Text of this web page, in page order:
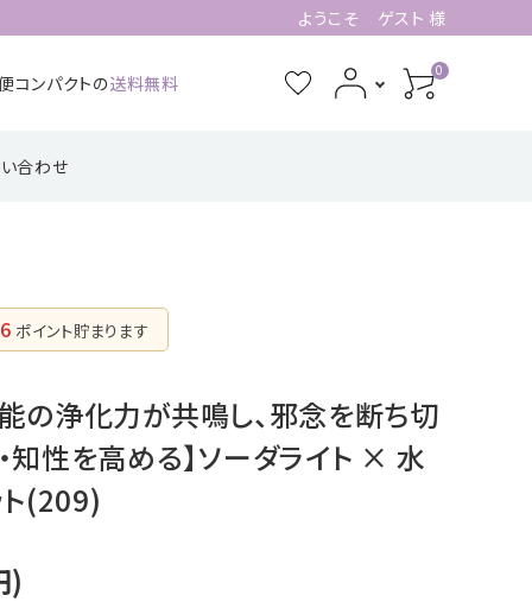
ようこそ ゲスト 様
コンパクトの送料無料
0
7月誕生石
合わせ
ポイント貯まります
の浄化力が共鳴し、邪念を断ち切
知性を高める】ソーダライト × 水
(209)
)